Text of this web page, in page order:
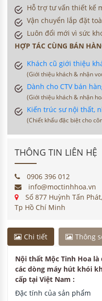
Hỗ trợ tư vấn thiết kế
Vận chuyển lắp đặt
Luôn đổi mới vì sức
HỢP TÁC CÙNG BÁN
Khách cũ giới thiệu
(Giới thiệu khách & nhận
Dành cho CTV bán
(Giới thiệu khách & nhận
Kiến trúc sư nội thất,
(Chiết khấu đặc biệt cho
THÔNG TIN LIÊN HỆ
0906 396 012
info@moctinhhoa.vn
Số 877 Huỳnh Tấn
Tp Hồ Chí Minh
Chi tiết Thông
Nội thất Mộc Tinh Hoa
các dòng máy hút khói
cấp tại Việt Nam :
Đặc tính của sản phẩm